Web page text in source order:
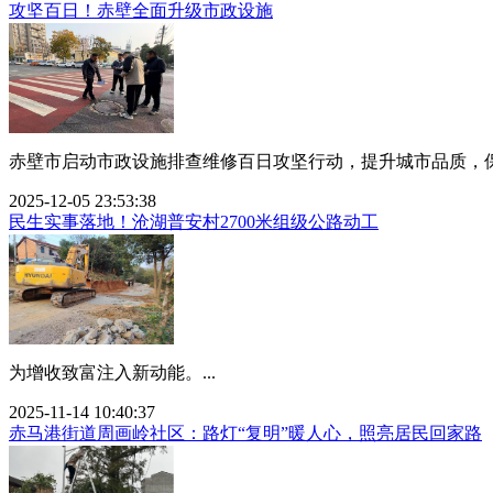
攻坚百日！赤壁全面升级市政设施
赤壁市启动市政设施排查维修百日攻坚行动，提升城市品质，
2025-12-05 23:53:38
民生实事落地！沧湖普安村2700米组级公路动工
为增收致富注入新动能。...
2025-11-14 10:40:37
赤马港街道周画岭社区：路灯“复明”暖人心，照亮居民回家路